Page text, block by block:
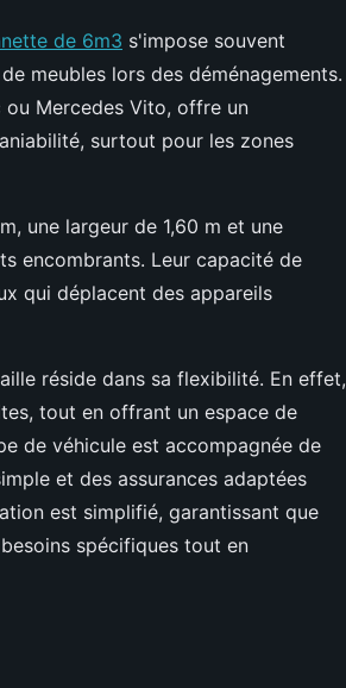
de 6m3 s'impose souvent
meubles lors des déménagements.
Mercedes Vito, offre un
surtout pour les zones
une largeur de 1,60 m et une
encombrants. Leur capacité de
qui déplacent des appareils
réside dans sa flexibilité. En effet,
tout en offrant un espace de
de véhicule est accompagnée de
et des assurances adaptées
est simplifié, garantissant que
spécifiques tout en